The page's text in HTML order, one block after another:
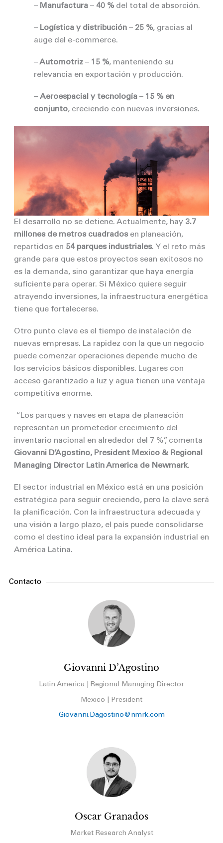
–Manufactura– 40 %del total de absorción.
–Logística y distribución– 25 %, gracias al
auge del e-commerce.
–Automotriz– 15 %, manteniendo su
relevancia en exportación y producción.
– Aeroespacial y tecnología– 15 % en
conjunto, creciendo con nuevas inversiones.
El desarrollo no se detiene. Actualmente, hay 3.7
millones de metros cuadradosen planeación,
repartidos en 54 parques industriales. Y el reto más
grande para que estos proyectos sean exitosos no
es la demanda, sino garantizar que haya energía
suficiente para operar. Si México quiere seguir
atrayendo inversiones, la infraestructura energética
tiene que fortalecerse.
Otro punto clave es el tiempo de instalación de
nuevas empresas. La rapidez con la que un negocio
puede comenzar operaciones depende mucho de
los servicios básicos disponibles. Lugares con
acceso garantizado a luz y agua tienen una ventaja
competitiva enorme.
“Los parques y naves en etapa de planeación
representan un prometedor crecimiento del
inventario nacional en alrededor del 7 %”, comenta
Giovanni D’Agostino, President Mexico & Regional
Managing Director Latin America de Newmark.
El sector industrial en México está en una posición
estratégica para seguir creciendo, pero la clave será
la planificación. Con la infraestructura adecuada y
una visión a largo plazo, el país puede consolidarse
como el destino ideal para la expansión industrial en
América Latina.
Contacto
Giovanni D’Agostino
Latin America | Regional Managing Director
Mexico | President
Giovanni.Dagostino@nmrk.com
Oscar Granados
Market Research Analyst